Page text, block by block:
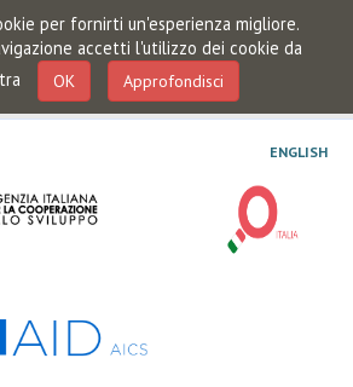
per fornirti un'esperienza migliore.
accetti l'utilizzo dei cookie da
OK Approfondisci
ENGLISH